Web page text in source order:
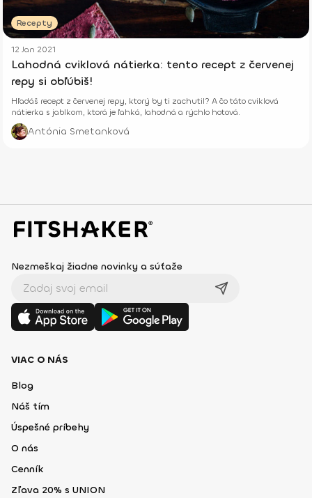
Recepty
12 Jan 2021
Lahodná cviklová nátierka: tento recept z červenej
repy si obľúbiš!
Hľadáš recept z červenej repy, ktorý by ti zachutil? A čo táto cviklová
nátierka s jablkom, ktorá je ľahká, lahodná a rýchlo hotová.
Antónia Smetanková
Nezmeškaj žiadne novinky a súťaže
VIAC O NÁS
Blog
Náš tím
Úspešné príbehy
O nás
Cenník
Zľava 20% s UNION